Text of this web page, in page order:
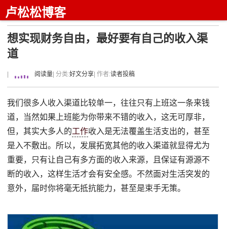
卢松松博客
想实现财务自由，最好要有自己的收入渠
道
阅读量 | 分类:好文分享 | 作者:读者投稿
我们很多人收入渠道比较单一，往往只有上班这一条来钱
道，当然如果上班能为你带来不错的收入，这无可厚非，
但，其实大多人的工作收入是无法覆盖生活支出的，甚至
是入不敷出。所以，发展拓宽其他的收入渠道就显得尤为
重要，只有让自己有多方面的收入来源，且保证有源源不
断的收入，这样生活才会有安全感。不然面对生活突发的
意外，届时你将毫无抵抗能力，甚至是束手无策。